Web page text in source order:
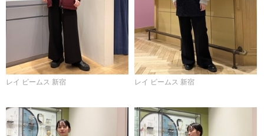
レイ ビームス 新宿 レイ ビームス 新宿